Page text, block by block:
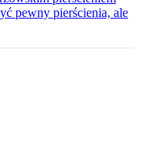
pewny pierścienia, ale